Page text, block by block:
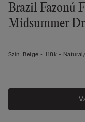
Brazil Fazonú
Midsummer
Szín: Beige -118k -